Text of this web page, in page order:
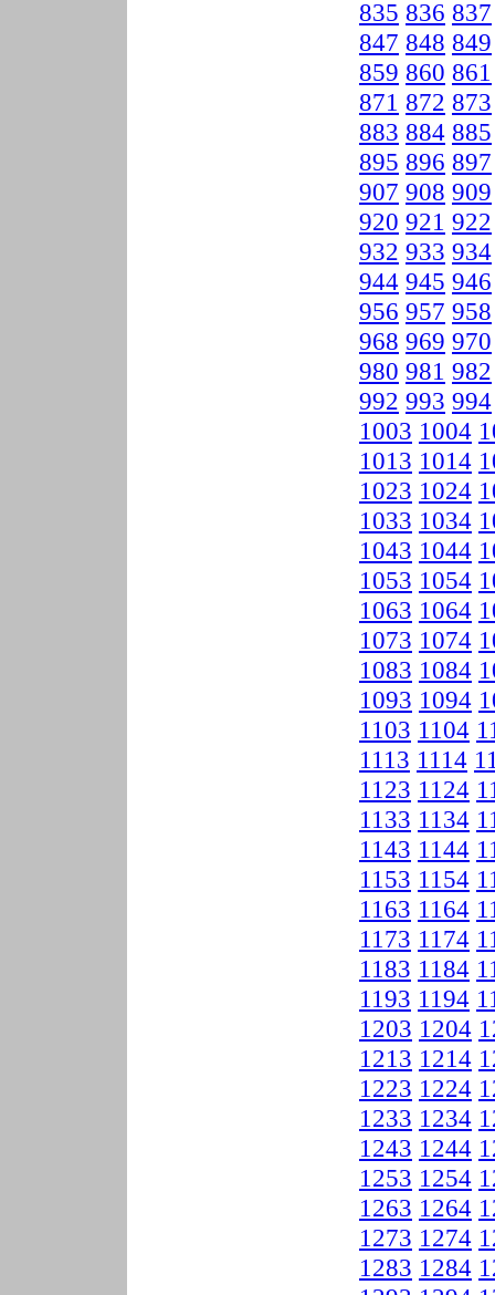
835 836 837
847 848 849
859 860 861
871 872 873
883 884 885
895 896 897
907 908 909
920 921 922
932 933 934
944 945 946
956 957 958
968 969 970
980 981 982
992 993 994
1003 1004
1013 1014
1023 1024
1033 1034
1043 1044
1053 1054
1063 1064
1073 1074
1083 1084
1093 1094
1103 1104
1113 1114
1123 1124
1133 1134
1143 1144
1153 1154
1163 1164
1173 1174
1183 1184
1193 1194
1203 1204
1213 1214
1223 1224
1233 1234
1243 1244
1253 1254
1263 1264
1273 1274
1283 1284